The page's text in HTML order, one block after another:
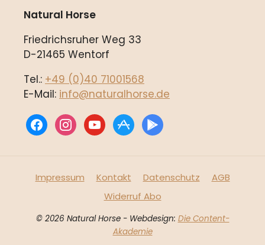
Natural Horse
Friedrichsruher Weg 33
D-21465 Wentorf
Tel.: +49 (0)40 71001568
E-Mail: info@naturalhorse.de
facebookinstagramyoutubeappstore
play
Impressum Kontakt Datenschutz
AGB
Widerruf Abo
© 2026 Natural Horse - Webdesign: Die Content-
Akademie